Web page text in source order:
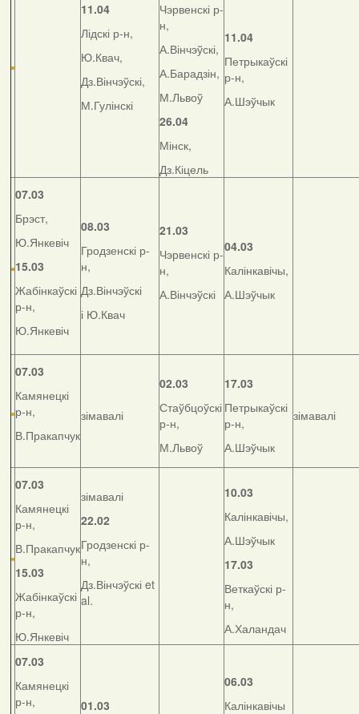
11.04
Лідскі р-н,
Ю.Квач,
Дз.Вінчэўскі,
М.Гулінскі
Чэрвенскі р-
н,
А.Вінчэўскі,
А.Барадзін,
М.Львоў
26.04
Мінск,
Дз.Кіцель
11.04
Петрыкаўскі
р-н,
А.Шэўчык
07.03
Брэст,
Ю.Янкевіч
15.03
Жабінкаўскі
р-н,
Ю.Янкевіч
08.03
Гродзенскі р-
н,
Дз.Вінчэўскі
і Ю.Квач
21.03
Чэрвенскі р-
н,
А.Вінчэўскі
04.03
Калінкавічы,
А.Шэўчык
07.03
Камянецкі
р-н,
В.Пракапчук
зімавалі
02.03
Стаўбцоўскі
р-н,
М.Львоў
17.03
Петрыкаўскі
р-н,
А.Шэўчык
зімавалі
07.03
Камянецкі
р-н,
В.Пракапчук
15.03
Жабінкаўскі
р-н,
Ю.Янкевіч
зімавалі
22.02
Гродзенскі р-
н,
Дз.Вінчэўскі et
al.
10.03
Калінкавічы,
А.Шэўчык
17.03
Веткаўскі р-
н,
А.Халандач
07.03
Камянецкі
р-н,
01.03
06.03
Калінкавічы